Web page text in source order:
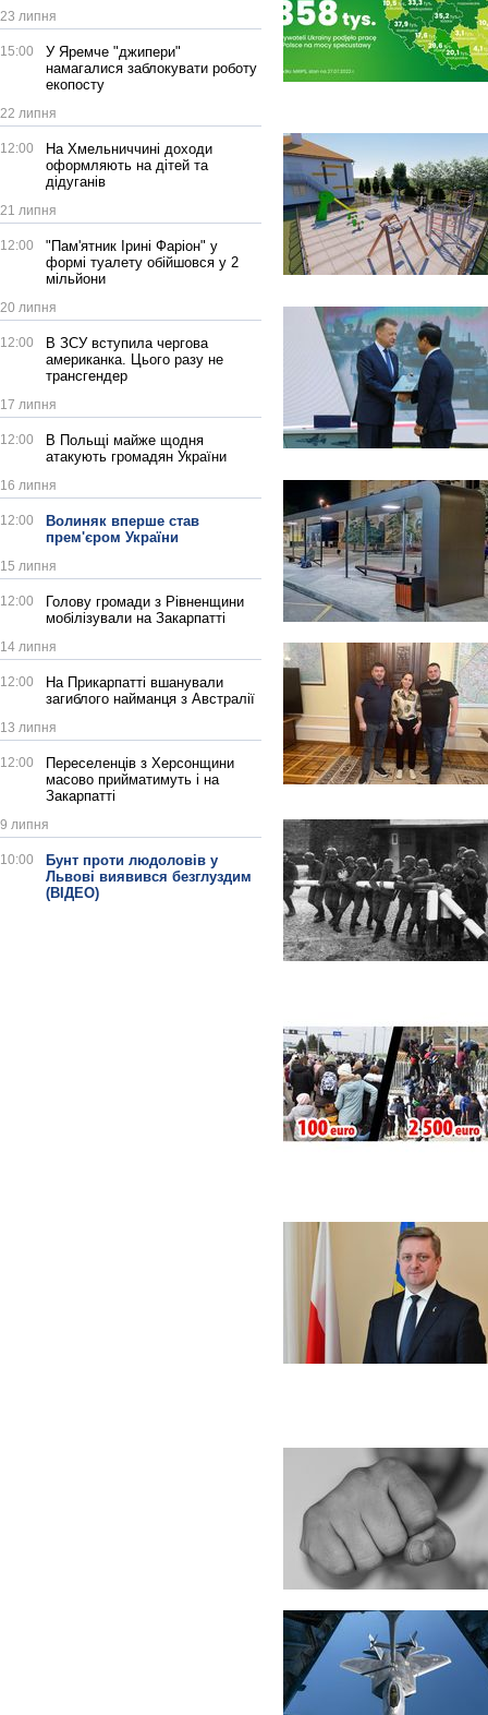
23 липня
15:00
У Яремче "джипери"
намагалися заблокувати роботу
екопосту
22 липня
12:00
На Хмельниччині доходи
оформляють на дітей та
дідуганів
21 липня
12:00
"Пам'ятник Ірині Фаріон" у
формі туалету обійшовся у 2
мільйони
20 липня
12:00
В ЗСУ вступила чергова
американка. Цього разу не
трансгендер
17 липня
12:00
В Польщі майже щодня
атакують громадян України
16 липня
12:00
Волиняк вперше став
прем'єром України
15 липня
12:00
Голову громади з Рівненщини
мобілізували на Закарпатті
14 липня
12:00
На Прикарпатті вшанували
загиблого найманця з Австралії
13 липня
12:00
Переселенців з Херсонщини
масово прийматимуть і на
Закарпатті
9 липня
10:00
Бунт проти людоловів у
Львові виявився безглуздим
(ВІДЕО)